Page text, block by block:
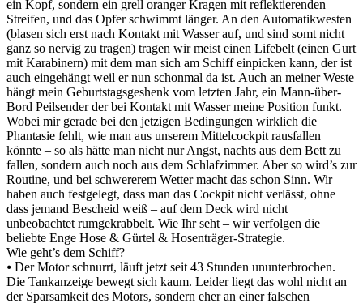
ein Kopf, sondern ein grell oranger Kragen mit reflektierenden
Streifen, und das Opfer schwimmt länger. An den Automatikwesten
(blasen sich erst nach Kontakt mit Wasser auf, und sind somt nicht
ganz so nervig zu tragen) tragen wir meist einen Lifebelt (einen Gurt
mit Karabinern) mit dem man sich am Schiff einpicken kann, der ist
auch eingehängt weil er nun schonmal da ist. Auch an meiner Weste
hängt mein Geburtstagsgeshenk vom letzten Jahr, ein Mann-über-
Bord Peilsender der bei Kontakt mit Wasser meine Position funkt.
Wobei mir gerade bei den jetzigen Bedingungen wirklich die
Phantasie fehlt, wie man aus unserem Mittelcockpit rausfallen
könnte – so als hätte man nicht nur Angst, nachts aus dem Bett zu
fallen, sondern auch noch aus dem Schlafzimmer. Aber so wird’s zur
Routine, und bei schwererem Wetter macht das schon Sinn. Wir
haben auch festgelegt, dass man das Cockpit nicht verlässt, ohne
dass jemand Bescheid weiß – auf dem Deck wird nicht
unbeobachtet rumgekrabbelt. Wie Ihr seht – wir verfolgen die
beliebte Enge Hose & Gürtel & Hosenträger-Strategie.
Wie geht’s dem Schiff?
⦁ Der Motor schnurrt, läuft jetzt seit 43 Stunden ununterbrochen.
Die Tankanzeige bewegt sich kaum. Leider liegt das wohl nicht an
der Sparsamkeit des Motors, sondern eher an einer falschen